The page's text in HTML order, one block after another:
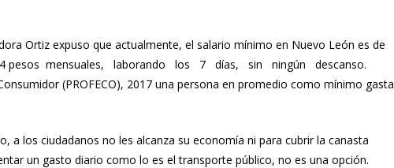
Ortiz expuso que actualmente, el salario mínimo en Nuevo León es de
pesos mensuales, laborando los 7 días, sin ningún descanso.
(PROFECO), 2017 una persona en promedio como mínimo gasta
a los ciudadanos no les alcanza su economía ni para cubrir la canasta
un gasto diario como lo es el transporte público, no es una opción.